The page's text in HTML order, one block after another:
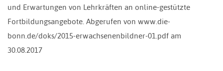
und Erwartungen von Lehrkräften an online-gestützte
Fortbildungsangebote. Abgerufen von www.die-
bonn.de/doks/2015-erwachsenenbildner-01.pdf am
30.08.2017